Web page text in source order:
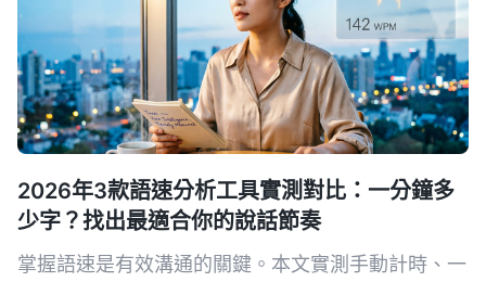
上30天免費體驗企業版的管道。
2026年3款語速分析工具實測對比：一分鐘多
少字？找出最適合你的說話節奏
掌握語速是有效溝通的關鍵。本文實測手動計時、一